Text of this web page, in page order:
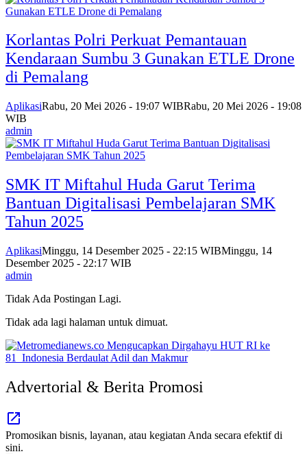
Korlantas Polri Perkuat Pemantauan
Kendaraan Sumbu 3 Gunakan ETLE Drone
di Pemalang
AplikasiRabu, 20 Mei 2026 - 19:07 WIBRabu, 20 Mei 2026 - 19:08
WIB
admin
SMK IT Miftahul Huda Garut Terima
Bantuan Digitalisasi Pembelajaran SMK
Tahun 2025
AplikasiMinggu, 14 Desember 2025 - 22:15 WIBMinggu, 14
Desember 2025 - 22:17 WIB
admin
Tidak Ada Postingan Lagi.
Tidak ada lagi halaman untuk dimuat.
Advertorial & Berita Promosi
Promosikan bisnis, layanan, atau kegiatan Anda secara efektif di
sini.